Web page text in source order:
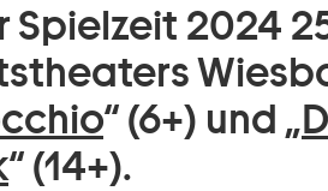
Spielzeit 2024
“ (6+) und „
“ (14+).